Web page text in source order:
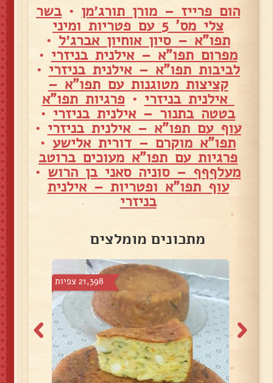
הום פרייז – מורן תורג׳מן •בשר
צלי מס' 5 עם פטריות ומיני
תפו"א – סיון אוחיון אברג׳ל •
מפרום תפו"א – אילנית בניזרי •
לביבות תפו"א – אילנית בניזרי •
קציצות מטוגנות עם תפו"א –
אילנית בניזרי • פרגיות תפו"א
בטטה בתנור – אילנית בניזרי •
עוף עם תפו"א – אילנית בניזרי •
תפו"א מוקרם – דורית אלישע•
פרגיות עם תפו"א מעוכים ברוטב
מעלףףף – סוניה סאני בן הרוש •
עוף תפו"א ופטריות – אילנית
בניזרי
מתכונים מומלצים
21,398 צפיות